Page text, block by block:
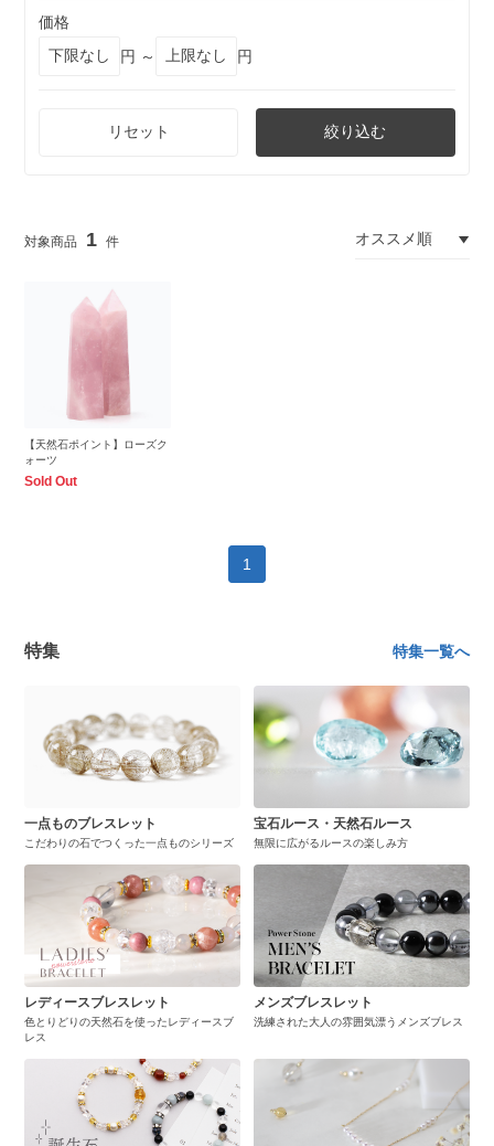
価格
円 ～
円
リセット 絞り込む
1
【天然石ポイント】ローズク
ォーツ
Sold Out
1
特集 特集一覧へ
一点ものブレスレット
こだわりの石でつくった一点ものシリーズ
宝石ルース・天然石ルース
無限に広がるルースの楽しみ方
レディースブレスレット
色とりどりの天然石を使ったレディースブ
レス
メンズブレスレット
洗練された大人の雰囲気漂うメンズブレス